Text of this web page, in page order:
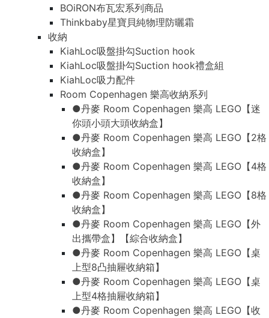
BOiRON布瓦宏系列商品
Thinkbaby星寶貝純物理防曬霜
收納
KiahLoc吸盤掛勾Suction hook
KiahLoc吸盤掛勾Suction hook禮盒組
KiahLoc吸力配件
Room Copenhagen 樂高收納系列
●丹麥 Room Copenhagen 樂高 LEGO【迷
你頭小頭大頭收納盒】
●丹麥 Room Copenhagen 樂高 LEGO【2格
收納盒】
●丹麥 Room Copenhagen 樂高 LEGO【4格
收納盒】
●丹麥 Room Copenhagen 樂高 LEGO【8格
收納盒】
●丹麥 Room Copenhagen 樂高 LEGO【外
出攜帶盒】【綜合收納盒】
●丹麥 Room Copenhagen 樂高 LEGO【桌
上型8凸抽屜收納箱】
●丹麥 Room Copenhagen 樂高 LEGO【桌
上型4格抽屜收納箱】
●丹麥 Room Copenhagen 樂高 LEGO【收